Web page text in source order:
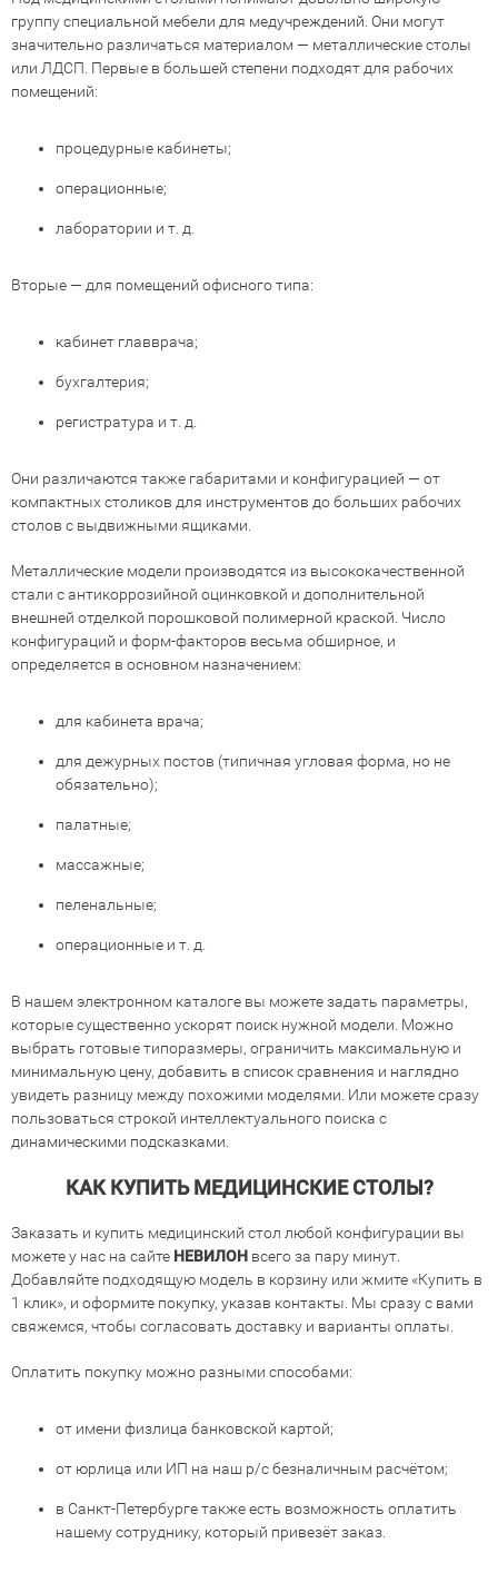
группу специальной мебели для медучреждений. Они могут
значительно различаться материалом — металлические столы
или ЛДСП. Первые в большей степени подходят для рабочих
помещений:
процедурные кабинеты;
операционные;
лаборатории и т. д.
Вторые — для помещений офисного типа:
кабинет главврача;
бухгалтерия;
регистратура и т. д.
Они различаются также габаритами и конфигурацией — от
компактных столиков для инструментов до больших рабочих
столов с выдвижными ящиками.
Металлические модели производятся из высококачественной
стали с антикоррозийной оцинковкой и дополнительной
внешней отделкой порошковой полимерной краской. Число
конфигураций и форм-факторов весьма обширное, и
определяется в основном назначением:
для кабинета врача;
для дежурных постов (типичная угловая форма, но не
обязательно);
палатные;
массажные;
пеленальные;
операционные и т. д.
В нашем электронном каталоге вы можете задать параметры,
которые существенно ускорят поиск нужной модели. Можно
выбрать готовые типоразмеры, ограничить максимальную и
минимальную цену, добавить в список сравнения и наглядно
увидеть разницу между похожими моделями. Или можете сразу
пользоваться строкой интеллектуального поиска с
динамическими подсказками.
КАК КУПИТЬ МЕДИЦИНСКИЕ СТОЛЫ?
Заказать и купить медицинский стол любой конфигурации вы
можете у нас на сайте НЕВИЛОН всего за пару минут.
Добавляйте подходящую модель в корзину или жмите «Купить в
1 клик», и оформите покупку, указав контакты. Мы сразу с вами
свяжемся, чтобы согласовать доставку и варианты оплаты.
Оплатить покупку можно разными способами:
от имени физлица банковской картой;
от юрлица или ИП на наш р/с безналичным расчётом;
в Санкт-Петербурге также есть возможность оплатить
нашему сотруднику, который привезёт заказ.